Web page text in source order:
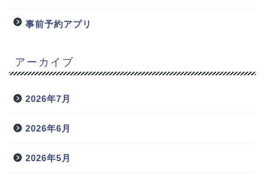
事前予約アプリ
アーカイブ
2026年7月
2026年6月
2026年5月